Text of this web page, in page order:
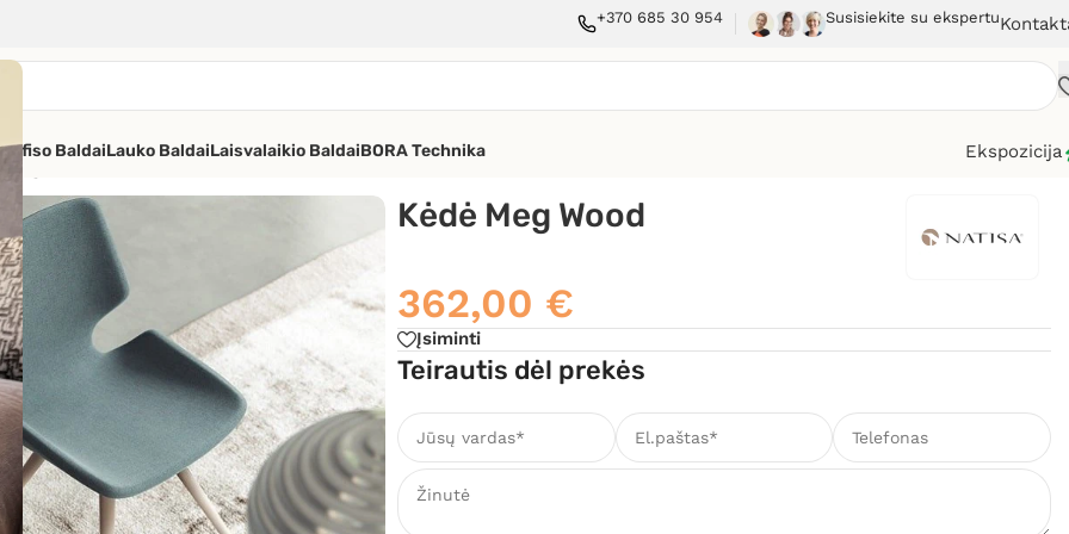
+370 685 30 954 Susisiekite su ekspertu
Ofiso BaldaiLauko BaldaiLaisvalaikio BaldaiBORA Technika
Ekspozicija
Kėdė Meg Wood
362,00 €
Įsiminti
Teirautis dėl prekės